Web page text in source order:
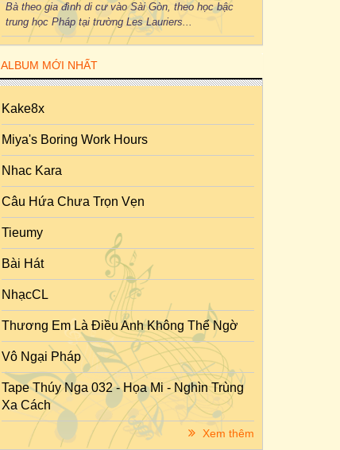
Bà theo gia đình di cư vào Sài Gòn, theo học bậc
trung học Pháp tại trường Les Lauriers...
ALBUM MỚI NHẤT
Kake8x
Miya's Boring Work Hours
Nhac Kara
Câu Hứa Chưa Trọn Vẹn
Tieumy
Bài Hát
NhạcCL
Thương Em Là Điều Anh Không Thể Ngờ
Vô Ngại Pháp
Tape Thúy Nga 032 - Họa Mi - Nghìn Trùng
Xa Cách
Xem thêm